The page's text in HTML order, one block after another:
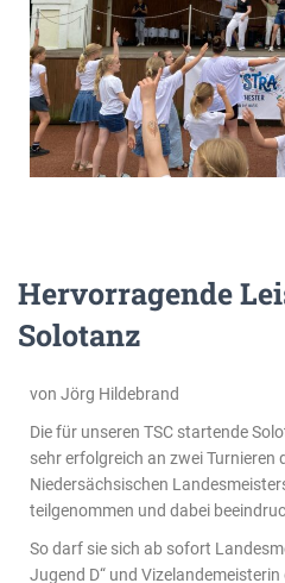
Hervorragende
Solotanz
von Jörg Hildebrand
Die für unseren TSC startende
sehr erfolgreich an zwei Turnieren
Niedersächsischen
teilgenommen und dabei
So darf sie sich ab sofort
Jugend D“ und